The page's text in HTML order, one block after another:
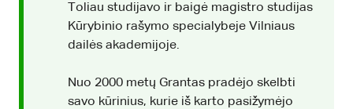
Toliau studijavo ir baigė magistro studijas
Kūrybinio rašymo specialybeje Vilniaus
dailės akademijoje.
Nuo 2000 metų Grantas pradėjo skelbti
savo kūrinius, kurie iš karto pasižymėjo